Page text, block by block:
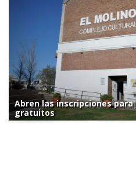
Abren las inscripciones
gratuitos